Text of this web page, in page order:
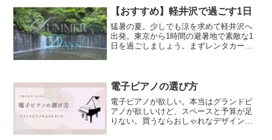
る人々が、家族や仲間とともにライヴ・
ミュージッ...
【おすすめ】軽井沢で過ごす1日
猛暑の夏。少しでも涼を求めて軽井沢へ
出発。東京から1時間の避暑地で素敵な1
日を過ごしましょう。まずレンタカー軽
レンタカー軽井沢駅前店...
電子ピアノの選び方
電子ピアノが欲しい。本当はグランドピ
アノが欲しいけど、スペースと予算が足
りない。買うならおしゃれなデザインの